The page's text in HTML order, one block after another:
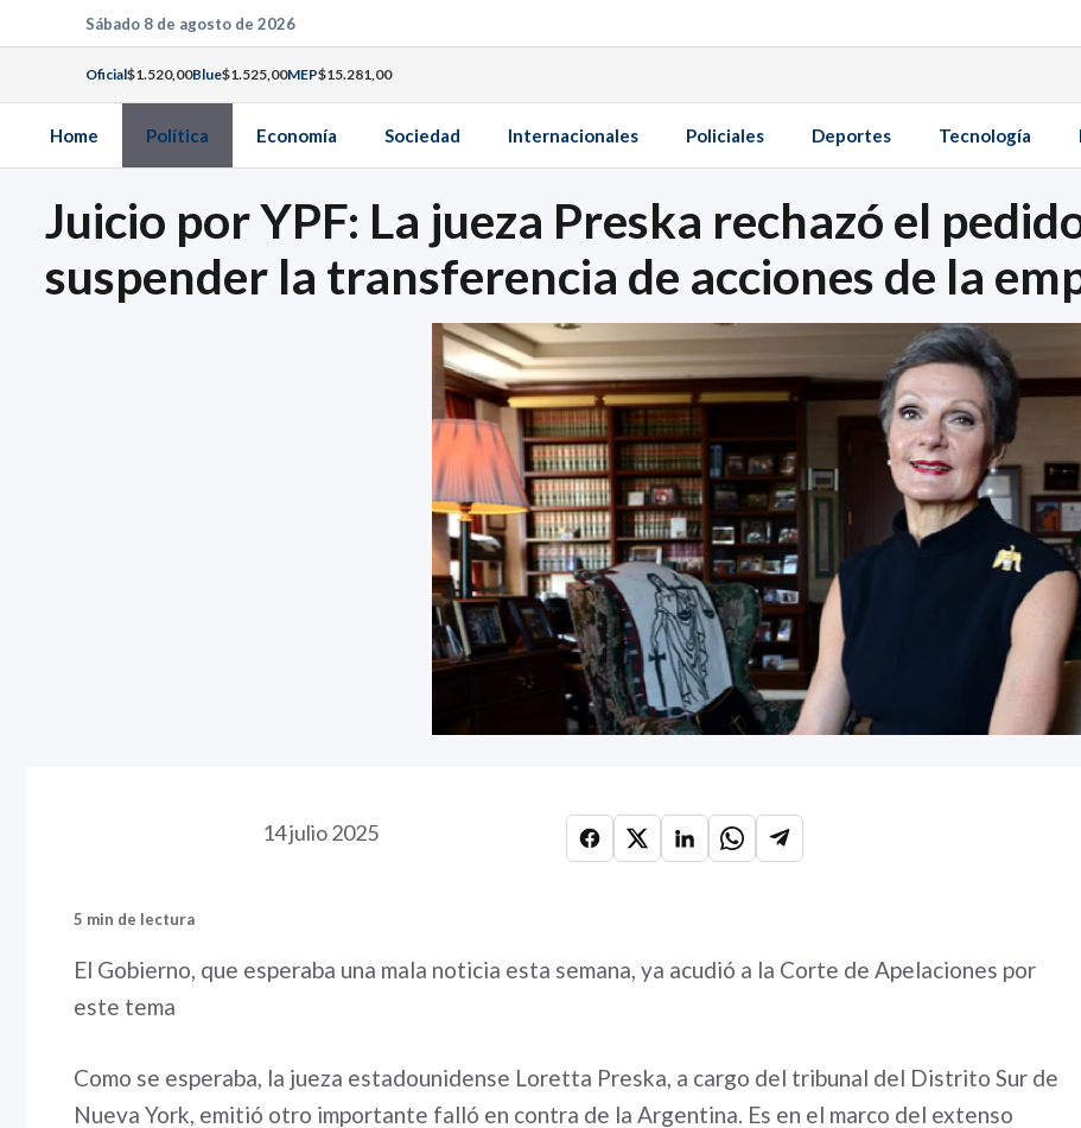
al
contenido
Sábado 8 de agosto de 2026
Oficial$1.520,00Blue$1.525,00MEP$15.281,00
Home Política Economía Sociedad Internacionales Policiales Deportes Tecnología
Juicio por YPF: La jueza Preska rechazó el
suspender la transferencia de acciones de la
14 julio 2025
5 min de lectura
El Gobierno, que esperaba una mala noticia esta semana, ya acudió a la Corte de Apelaciones por
este tema
Como se esperaba, la jueza estadounidense Loretta Preska, a cargo del tribunal del Distrito Sur de
Nueva York, emitió otro importante falló en contra de la Argentina. Es en el marco del extenso